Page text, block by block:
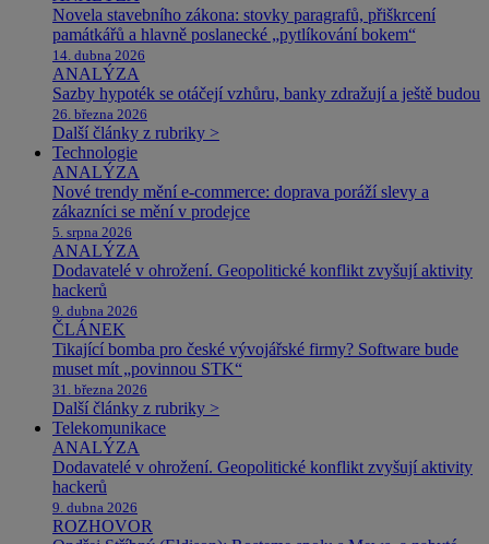
Novela stavebního zákona: stovky paragrafů, přiškrcení
památkářů a hlavně poslanecké „pytlíkování bokem“
14. dubna 2026
ANALÝZA
Sazby hypoték se otáčejí vzhůru, banky zdražují a ještě budou
26. března 2026
Další články z rubriky >
Technologie
ANALÝZA
Nové trendy mění e-commerce: doprava poráží slevy a
zákazníci se mění v prodejce
5. srpna 2026
ANALÝZA
Dodavatelé v ohrožení. Geopolitické konflikt zvyšují aktivity
hackerů
9. dubna 2026
ČLÁNEK
Tikající bomba pro české vývojářské firmy? Software bude
muset mít „povinnou STK“
31. března 2026
Další články z rubriky >
Telekomunikace
ANALÝZA
Dodavatelé v ohrožení. Geopolitické konflikt zvyšují aktivity
hackerů
9. dubna 2026
ROZHOVOR